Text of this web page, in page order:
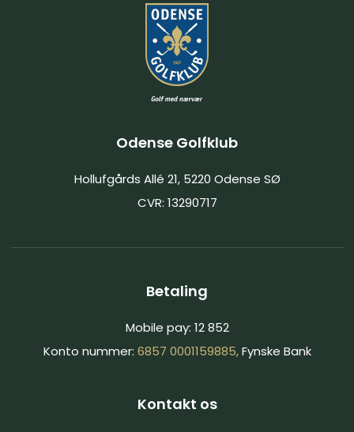
Odense Golfklub
Hollufgårds Allé 21, 5220 Odense SØ
CVR: 13290717
Betaling
Mobile pay: 12 852
Konto nummer: 6857 0001159885,Fynske Bank
Kontakt os